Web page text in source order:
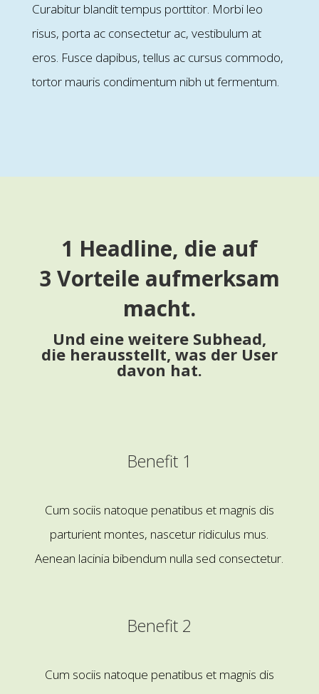
Curabitur blandit tempus porttitor. Morbi leo
risus, porta ac consectetur ac, vestibulum at
eros. Fusce dapibus, tellus ac cursus commodo,
tortor mauris condimentum nibh ut fermentum.
1 Headline, die auf
3 Vorteile aufmerksam
macht.
Und eine weitere Subhead,
die herausstellt, was der User
davon hat.
Benefit 1
Cum sociis natoque penatibus et magnis dis
parturient montes, nascetur ridiculus mus.
Aenean lacinia bibendum nulla sed consectetur.
Benefit 2
Cum sociis natoque penatibus et magnis dis